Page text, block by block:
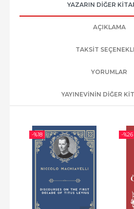
YAZARIN DIĞER
AÇIKLAMA
TAKSIT
YORUMLAR
YAYINEVININ DIĞER
-%18 -%26